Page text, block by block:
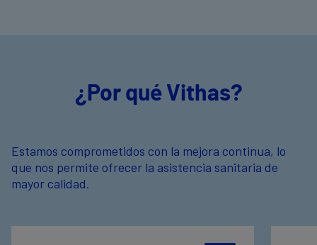
¿Por qué Vithas?
Estamos comprometidos con la mejora continua, lo
que nos permite ofrecer la asistencia sanitaria de
mayor calidad.